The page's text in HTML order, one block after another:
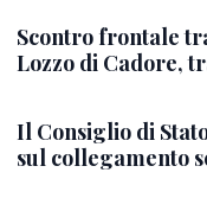
Scontro frontale
Lozzo di Cadore,
Il Consiglio di
sul collegamento